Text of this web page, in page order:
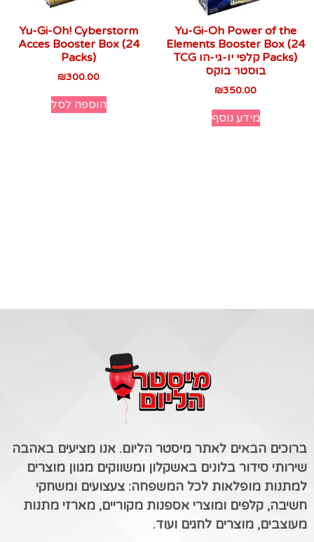
Yu-Gi-Oh Power of the
Elements Booster Box (24
Packs) קלפי יו-גי-הו TCG
בוסטר בוקס
₪350.00
מידע נוסף
Yu-Gi-Oh! Cyberstorm
Acces Booster Box (24
Packs)
₪300.00
הוספה לסל
ברוכים הבאים לאתר מיסטר הליום. אנו מציעים באהבה
שירותי סידור בלונים באשקלון ומשווקים מגוון מוצרים
למתנות מופלאות לכל המשפחה: צעצועים ומשחקי
חשיבה, קלפים ומוצרי אספנות מקוריים, מארזי מתנות
מעוצבים, מוצרים לחגים ועוד.